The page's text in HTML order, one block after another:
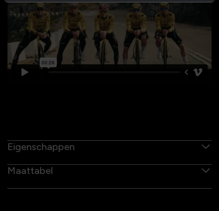
Eigenschappen
Maattabel